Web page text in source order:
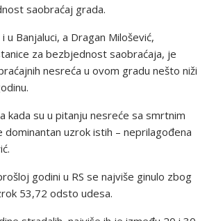
saobraćaj grada.
u Banjaluci, a Dragan Milošević,
za bezbjednost saobraćaja, je
nesreća u ovom gradu nešto niži
kada su u pitanju nesreće sa smrtnim
dominantan uzrok istih – neprilagođena
godini u RS se najviše ginulo zbog
53,72 odsto udesa.